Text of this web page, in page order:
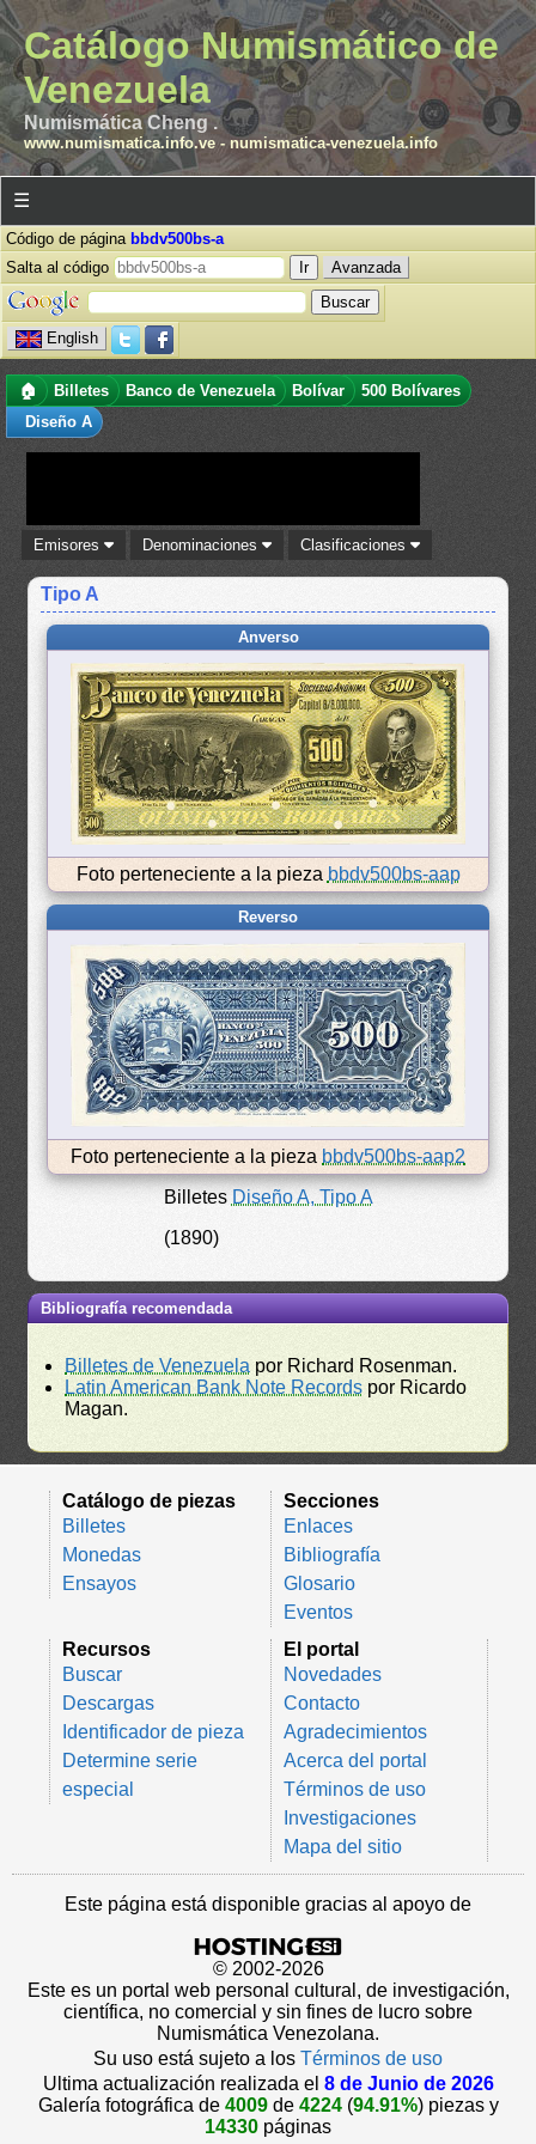
Catálogo Numismático de
Venezuela
Numismática Cheng .
www.numismatica.info.ve- numismatica-venezuela.info
☰
Código de página bbdv500bs-a
Salta al código
Avanzada
English
🏠 Billetes Banco de Venezuela Bolívar
500 Bolívares
Diseño A
Emisores Denominaciones Clasificaciones
Tipo A
Anverso
Foto perteneciente a la pieza bbdv500bs-aap
Reverso
Foto perteneciente a la pieza bbdv500bs-aap2
Billetes Diseño A, Tipo A
(1890)
Bibliografía recomendada
Billetes de Venezuela por Richard Rosenman.
Latin American Bank Note Records por Ricardo
Magan.
Catálogo de piezas
Billetes
Monedas
Ensayos
Secciones
Enlaces
Bibliografía
Glosario
Eventos
Recursos
Buscar
Descargas
Identificador de pieza
Determine serie
especial
El portal
Novedades
Contacto
Agradecimientos
Acerca del portal
Términos de uso
Investigaciones
Mapa del sitio
Este página está disponible gracias al apoyo de
© 2002-2026
Este es un portal web personal cultural, de investigación,
científica, no comercial y sin fines de lucro sobre
Numismática Venezolana.
Su uso está sujeto a los Términos de uso
Ultima actualización realizada el 8 de Junio de 2026
Galería fotográfica de 4009de 4224(94.91%) piezas y
14330 páginas